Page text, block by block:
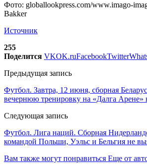
Фото: globallookpress.com/www.imago-
Bakker
Источник
255
Поделится VKOK.ruFacebookTwitter
Предыдущая запись
Футбол. Завтра, 12 июня, сборная
вечернюю тренировку на «Далга Арене»
Следующая запись
Футбол. Лига наций. Сборная
командой Польши, Уэльс и Бельгия не
Вам также могут понравиться Еще от